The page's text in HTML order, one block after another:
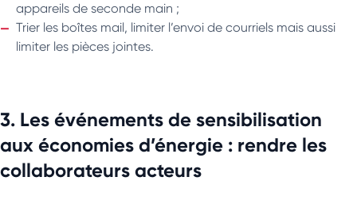
appareils de seconde main ;
Trier les boîtes mail, limiter l’envoi de courriels mais aussi
limiter les pièces jointes.
3. Les événements de sensibilisation
aux économies d’énergie : rendre les
collaborateurs acteurs